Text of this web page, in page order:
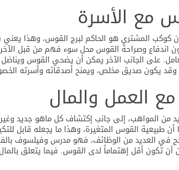
مع الأسرة
أن كوكب المشتري هو الحاكم لبرج القوس، وهذا
اندفاع وصراحة القوس محل سوء فهم من قبل
على الجانب الآخر يمكن أن يضحي القوس
وقد يكون صديق مخلص، ويمنح أصدقائه وأسرته
العمل والمال
من المواهب، إلى جانب إكتشاف كل ماهو جديد
القوس المتغيرة، وهذا ما يجعله قابل
في العديد من الوظائف، فهو مدرس وفيلسوف
تكون أقل إهتماماً لدى القوس. فيما يتعلق